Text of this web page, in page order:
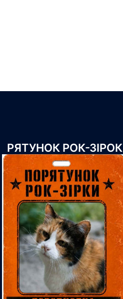
РЯТУНОК РОК-ЗІРОК